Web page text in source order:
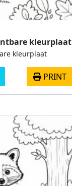
kleurplaat
kleurplaat
PRINT